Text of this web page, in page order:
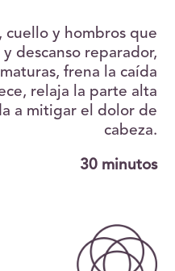
cuello y hombros que
descanso reparador,
frena la caída
relaja la parte alta
a mitigar el dolor de
cabeza.
30 minutos